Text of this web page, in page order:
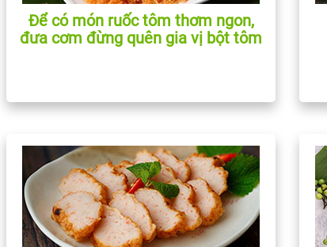
Để có món ruốc tôm thơm ngon,
đưa cơm đừng quên gia vị bột tôm